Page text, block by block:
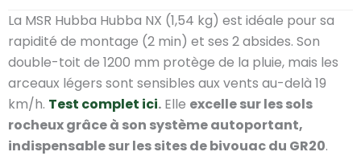
La MSR Hubba Hubba NX (1,54 kg) est idéale pour sa
rapidité de montage (2 min) et ses 2 absides. Son
double-toit de 1200 mm protège de la pluie, mais les
arceaux légers sont sensibles aux vents au-delà 19
km/h. Test complet ici. Elle excelle sur les sols
rocheux grâce à son système autoportant,
indispensable sur les sites de bivouac du GR20.